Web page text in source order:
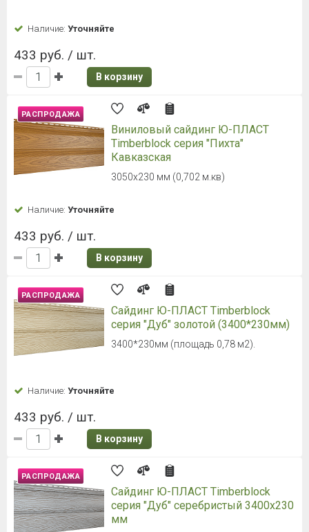
Наличие: Уточняйте
433 руб. / шт.
В корзину
РАСПРОДАЖА
Виниловый сайдинг Ю-ПЛАСТ
Timberblock серия "Пихта"
Кавказская
3050х230 мм (0,702 м.кв)
Наличие: Уточняйте
433 руб. / шт.
В корзину
РАСПРОДАЖА
Сайдинг Ю-ПЛАСТ Timberblock
серия "Дуб" золотой (3400*230мм)
3400*230мм (площадь 0,78 м2).
Наличие: Уточняйте
433 руб. / шт.
В корзину
РАСПРОДАЖА
Сайдинг Ю-ПЛАСТ Timberblock
серия "Дуб" серебристый 3400х230
мм